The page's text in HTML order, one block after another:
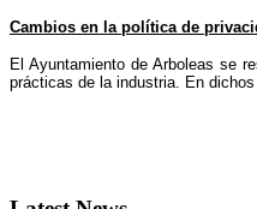
Cambios en la política de
El Ayuntamiento de Arboleas se
prácticas de la industria. En